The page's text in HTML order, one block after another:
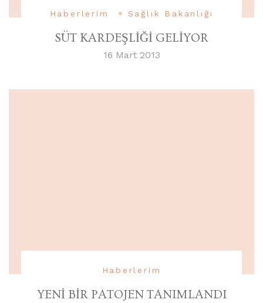
Haberlerim Sağlık Bakanlığı
SÜT KARDEŞLİĞİ GELİYOR
16 Mart 2013
Haberlerim
YENİ BİR PATOJEN TANIMLANDI